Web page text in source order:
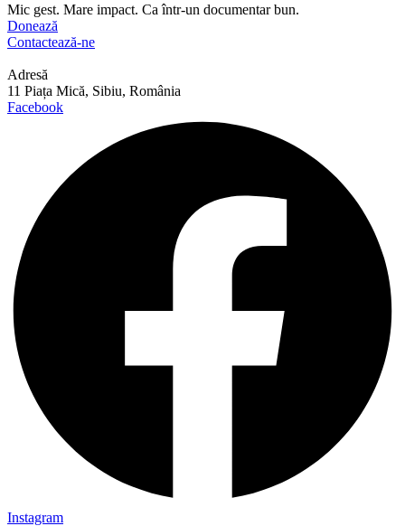
Mic gest. Mare impact. Ca într-un documentar bun.
Donează
Contactează-ne
Adresă
11 Piața Mică, Sibiu, România
Facebook
Instagram